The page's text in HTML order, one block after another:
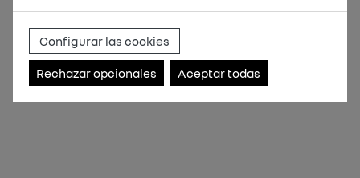
Configurar las cookies
Rechazar opcionales Aceptar todas